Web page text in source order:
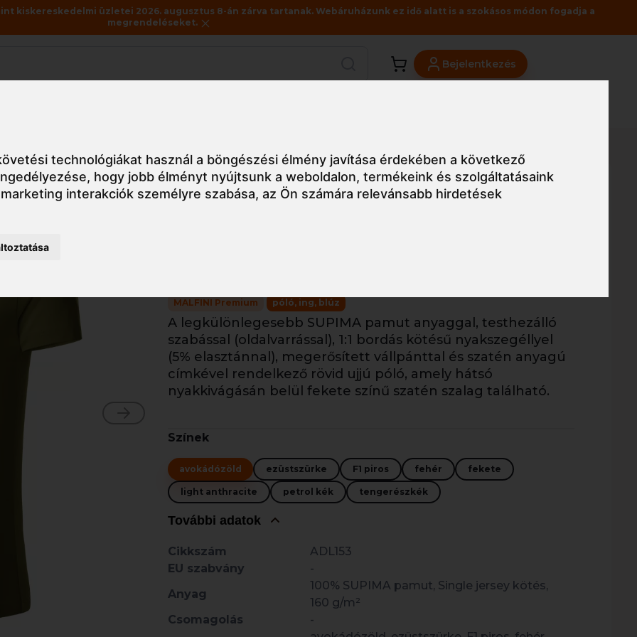
technológiákat használ a böngészési élmény javítása érdekében a következő
, hogy jobb élményt nyújtsunk a weboldalon,termékeink és szolgáltatásaink
interakciók személyre szabása,az Ön számára relevánsabb hirdetések
kiskereskedelmi üzletei 2026. augusztus 8-án zárva tartanak. Webáruházunk ez idő alatt is a szokásos módon fogadja a
megrendeléseket.
Bejelentkezés
Részletes nézet Egyszerű nézet
MALFINI Premium póló, ing, blúz
A legkülönlegesebb SUPIMA pamut anyaggal, testhezálló
szabással (oldalvarrással), 1:1 bordás kötésű nyakszegéllyel
(5% elasztánnal), megerősített vállpánttal és szatén anyagú
címkével rendelkező rövid ujjú póló, amely hátsó
nyakkivágásán belül fekete színű szatén szalag található.
Színek
avokádózöld ezüstszürke F1 piros fehér fekete
light anthracite petrol kék tengerészkék
További adatok
Cikkszám
ADL153
EU szabvány
-
Anyag
100% SUPIMA pamut, Single jersey kötés,
160 g/m²
Csomagolás
-